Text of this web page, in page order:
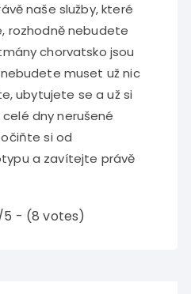
naše služby, které
rozhodně nebudete
chorvatsko jsou
muset už nic
ubytujete se a už si
dny nerušené
si od
a zavítejte právě
5 - (8 votes)